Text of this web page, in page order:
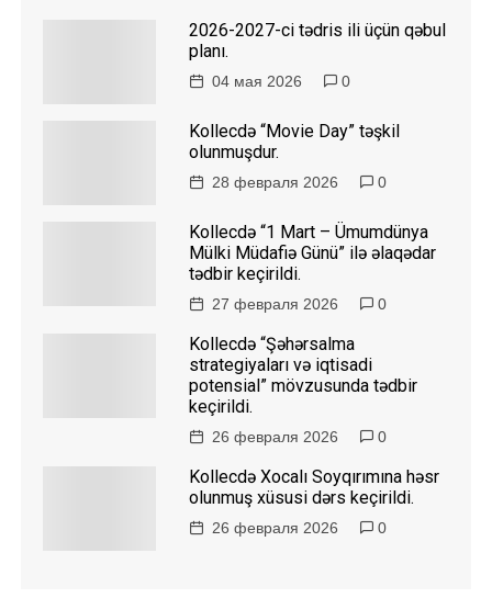
2026-2027-ci tədris ili üçün qəbul
planı.
04 мая 2026 0
Kollecdə “Movie Day” təşkil
olunmuşdur.
28 февраля 2026 0
Kollecdə “1 Mart – Ümumdünya
Mülki Müdafiə Günü” ilə əlaqədar
tədbir keçirildi.
27 февраля 2026 0
Kollecdə “Şəhərsalma
strategiyaları və iqtisadi
potensial” mövzusunda tədbir
keçirildi.
26 февраля 2026 0
Kollecdə Xocalı Soyqırımına həsr
olunmuş xüsusi dərs keçirildi.
26 февраля 2026 0